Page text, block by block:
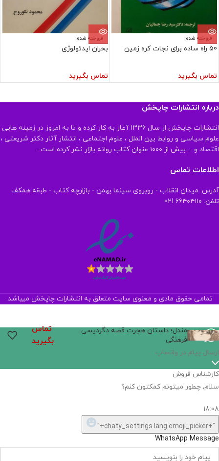
فروخته شده
50 راه ساده برای نجات کره زمین
تماس بگیرید
فروخته شده
بحران ایدئولوژی
تماس بگیرید
درباره انتشارات چاپخش
انتشارات چاپخش از سال ۱۳۳۶ آغاز به کار کرده و تا به امروز در زمینه هایی
علوم سیاسی و روابط بین الملل ، علوم اجتماعی ، انتشار آثار دکتر شریعتی ،
اقتصاد و ... بیش از ۱۰۰۰ عنوان کتاب روانه بازار نشر کرده است .
اطلاعات تماس
آدرس: میدان انقلاب - روبروی سینما بهمن - بازارچه کتاب - طبقه همکف
تلفن: ۶۶۴۰۴۱۱۰ 021
تمامی حقوق مادی و معنوی سایت متعلق به انتشارات چاپخش میباشد.
مندل؛ داستان هجرت قصه دگردیسی
فرهنگی
تماس
بگیرید
ارسال پیام در واتساپ
کارشناس فروش
سلام, چطور میتونم کمکتون کنم؟
18:08
"+chaty_settings.lang.emoji_picker+"
WhatsApp Message